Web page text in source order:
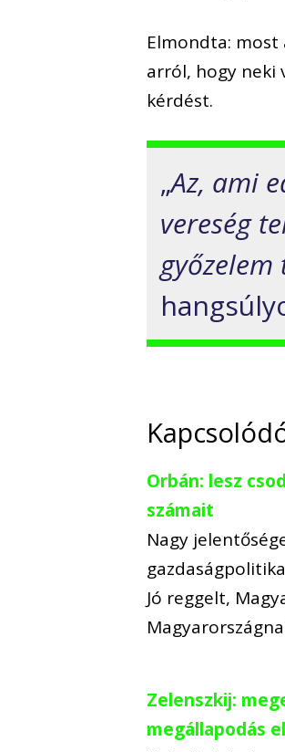
Elmondta: most
arról, hogy neki
kérdést.
„Az, ami
vereség
győzelem
Orbán: lesz
számait
Nagy
Jó reggelt,
Zelenszkij:
megállapodás